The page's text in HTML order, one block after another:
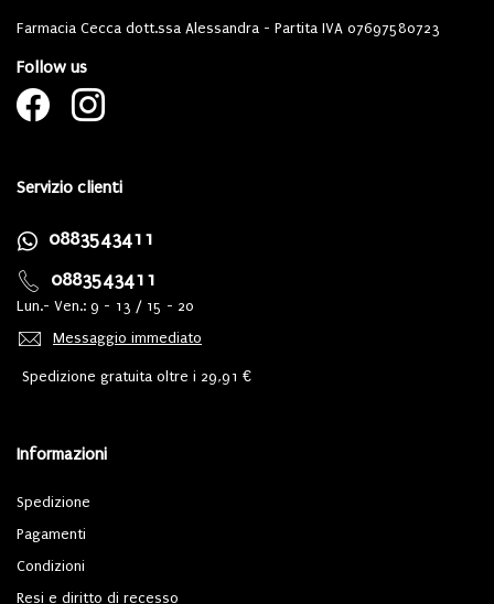
Farmacia Cecca dott.ssa Alessandra - Partita IVA 07697580723
Follow us
Servizio clienti
0883543411
0883543411
Lun.- Ven.: 9 - 13 / 15 - 20
Messaggio immediato
Spedizione gratuita oltre i 29,91 €
Informazioni
Spedizione
Pagamenti
Condizioni
Resi e diritto di recesso